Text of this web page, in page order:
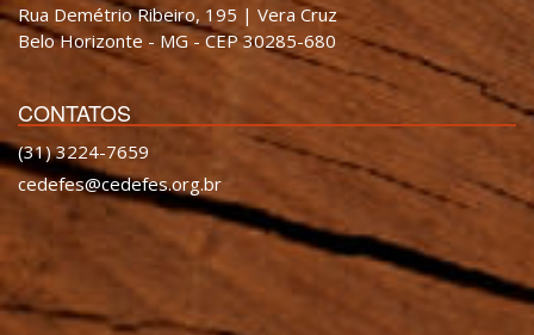
Rua Demétrio Ribeiro, 195 | Vera Cruz
Belo Horizonte - MG - CEP 30285-680
CONTATOS
(31) 3224-7659
cedefes@cedefes.org.br